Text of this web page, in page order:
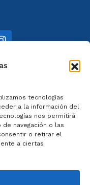
tecnologías
a la información del
nos permitirá
navegación o las
o retirar el
a ciertas